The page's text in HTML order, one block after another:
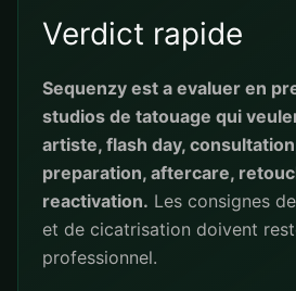
Verdict rapide
Sequenzy est a evaluer en
studios de tatouage qui
artiste, flash day,
preparation, aftercare,
reactivation. Les consignes
et de cicatrisation doivent
professionnel.